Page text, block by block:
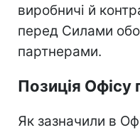
виробничі й
перед Силами
партнерами.
Позиція Офісу
Як зазначили в